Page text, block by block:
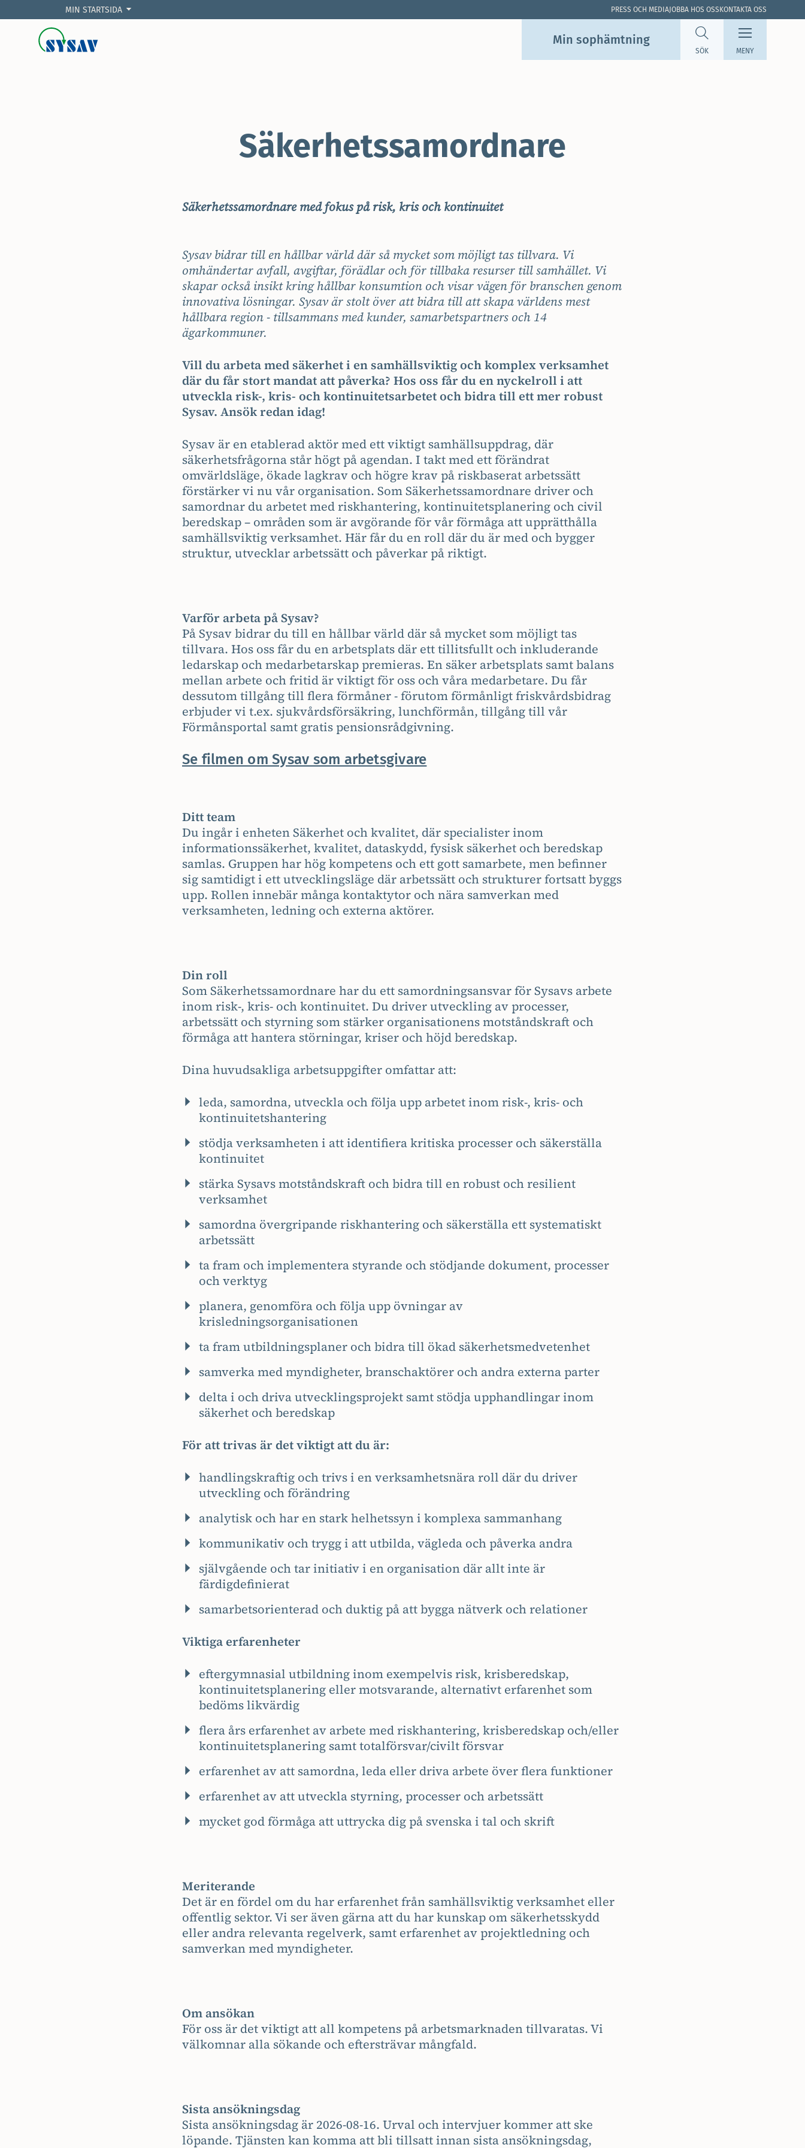
Min sop­hämtning
SÖK MENY
MIN STARTSIDA PRESS OCH MEDIA JOBBA HOS OSS KONTAKTA OSS
Säkerhetssamordnare
Säkerhetssamordnare med fokus på risk, kris och kontinuitet
Sysav bidrar till en hållbar värld där så mycket som möjligt tas tillvara. Vi
omhändertar avfall, avgiftar, förädlar och för tillbaka resurser till samhället. Vi
skapar också insikt kring hållbar konsumtion och visar vägen för branschen genom
innovativa lösningar. Sysav är stolt över att bidra till att skapa världens mest
hållbara region - tillsammans med kunder, samarbetspartners och 14
ägarkommuner.
Vill du arbeta med säkerhet i en samhällsviktig och komplex verksamhet
där du får stort mandat att påverka? Hos oss får du en nyckelroll i att
utveckla risk-, kris- och kontinuitetsarbetet och bidra till ett mer robust
Sysav. Ansök redan idag!
Sysav är en etablerad aktör med ett viktigt samhällsuppdrag, där
säkerhetsfrågorna står högt på agendan. I takt med ett förändrat
omvärldsläge, ökade lagkrav och högre krav på riskbaserat arbetssätt
förstärker vi nu vår organisation. Som Säkerhetssamordnare driver och
samordnar du arbetet med riskhantering, kontinuitetsplanering och civil
beredskap – områden som är avgörande för vår förmåga att upprätthålla
samhällsviktig verksamhet. Här får du en roll där du är med och bygger
struktur, utvecklar arbetssätt och påverkar på riktigt.
Varför arbeta på Sysav?
På Sysav bidrar du till en hållbar värld där så mycket som möjligt tas
tillvara. Hos oss får du en arbetsplats där ett tillitsfullt och inkluderande
ledarskap och medarbetarskap premieras. En säker arbetsplats samt balans
mellan arbete och fritid är viktigt för oss och våra medarbetare. Du får
dessutom tillgång till flera förmåner - förutom förmånligt friskvårdsbidrag
erbjuder vi t.ex. sjukvårdsförsäkring, lunchförmån, tillgång till vår
Förmånsportal samt gratis pensionsrådgivning.
Se filmen om Sysav som arbetsgivare
Ditt team
Du ingår i enheten Säkerhet och kvalitet, där specialister inom
informationssäkerhet, kvalitet, dataskydd, fysisk säkerhet och beredskap
samlas. Gruppen har hög kompetens och ett gott samarbete, men befinner
sig samtidigt i ett utvecklingsläge där arbetssätt och strukturer fortsatt byggs
upp. Rollen innebär många kontaktytor och nära samverkan med
verksamheten, ledning och externa aktörer.
Din roll
Som Säkerhetssamordnare har du ett samordningsansvar för Sysavs arbete
inom risk-, kris- och kontinuitet. Du driver utveckling av processer,
arbetssätt och styrning som stärker organisationens motståndskraft och
förmåga att hantera störningar, kriser och höjd beredskap.
Dina huvudsakliga arbetsuppgifter omfattar att:
leda, samordna, utveckla och följa upp arbetet inom risk-, kris- och
kontinuitetshantering
stödja verksamheten i att identifiera kritiska processer och säkerställa
kontinuitet
stärka Sysavs motståndskraft och bidra till en robust och resilient
verksamhet
samordna övergripande riskhantering och säkerställa ett systematiskt
arbetssätt
ta fram och implementera styrande och stödjande dokument, processer
och verktyg
planera, genomföra och följa upp övningar av
krisledningsorganisationen
ta fram utbildningsplaner och bidra till ökad säkerhetsmedvetenhet
samverka med myndigheter, branschaktörer och andra externa parter
delta i och driva utvecklingsprojekt samt stödja upphandlingar inom
säkerhet och beredskap
För att trivas är det viktigt att du är:
handlingskraftig och trivs i en verksamhetsnära roll där du driver
utveckling och förändring
analytisk och har en stark helhetssyn i komplexa sammanhang
kommunikativ och trygg i att utbilda, vägleda och påverka andra
självgående och tar initiativ i en organisation där allt inte är
färdigdefinierat
samarbetsorienterad och duktig på att bygga nätverk och relationer
Viktiga erfarenheter
eftergymnasial utbildning inom exempelvis risk, krisberedskap,
kontinuitetsplanering eller motsvarande, alternativt erfarenhet som
bedöms likvärdig
flera års erfarenhet av arbete med riskhantering, krisberedskap och/eller
kontinuitetsplanering samt totalförsvar/civilt försvar
erfarenhet av att samordna, leda eller driva arbete över flera funktioner
erfarenhet av att utveckla styrning, processer och arbetssätt
mycket god förmåga att uttrycka dig på svenska i tal och skrift
Meriterande
Det är en fördel om du har erfarenhet från samhällsviktig verksamhet eller
offentlig sektor. Vi ser även gärna att du har kunskap om säkerhetsskydd
eller andra relevanta regelverk, samt erfarenhet av projektledning och
samverkan med myndigheter.
Om ansökan
För oss är det viktigt att all kompetens på arbetsmarknaden tillvaratas. Vi
välkomnar alla sökande och eftersträvar mångfald.
Sista ansökningsdag
Sista ansökningsdag är 2026-08-16. Urval och intervjuer kommer att ske
löpande. Tjänsten kan komma att bli tillsatt innan sista ansökningsdag,